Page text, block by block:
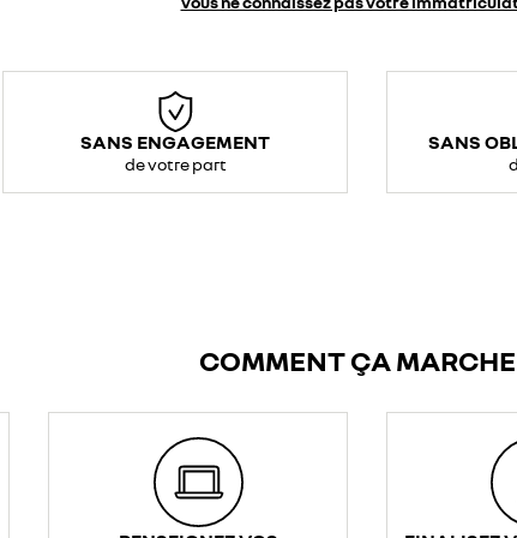
SANS ENGAGEMENT
de votre part
SANS
COMMENT ÇA